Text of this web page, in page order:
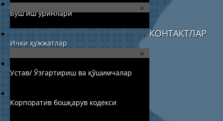
Бўш иш ўринлари
Ички ҳужжатлар
Устав/ Ўзгартириш ва қўшимчалар
Корпоратив бошқарув кодекси
КОНТАКТЛАР